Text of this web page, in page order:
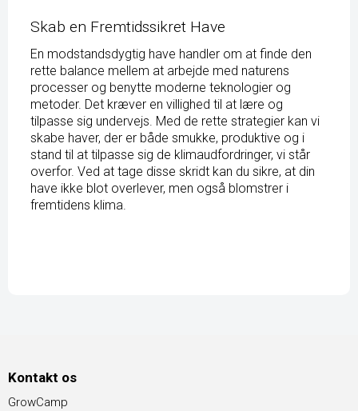
Skab en Fremtidssikret Have
En modstandsdygtig have handler om at finde den
rette balance mellem at arbejde med naturens
processer og benytte moderne teknologier og
metoder. Det kræver en villighed til at lære og
tilpasse sig undervejs. Med de rette strategier kan vi
skabe haver, der er både smukke, produktive og i
stand til at tilpasse sig de klimaudfordringer, vi står
overfor. Ved at tage disse skridt kan du sikre, at din
have ikke blot overlever, men også blomstrer i
fremtidens klima.
Kontakt os
GrowCamp